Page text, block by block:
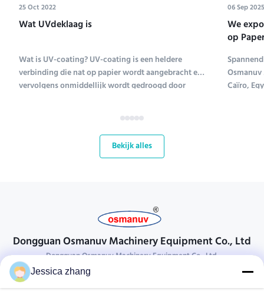
25 Oct 2022
Wat UVdeklaag is
Wat is UV-coating? UV-coating is een heldere
verbinding die nat op papier wordt aangebracht en
vervolgens onmiddellijk wordt gedroogd door
ultraviolet coating). Verschillende soorten
verbindingen worden gebruikt om papier te coaten;
06 Sep 2025
We
op
Caïro,
Bekijk alles
Dongguan Osmanuv Machinery Equipment Co., Ltd
Dongguan Osmanuv Machinery Equipment Co., Ltd.
Neem contact op.
Jessica zhang